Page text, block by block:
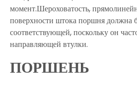
момент.Шероховатость,
поверхности штока поршня должна
соответствующей, поскольку он
направляющей втулки.
ПОРШЕНЬ